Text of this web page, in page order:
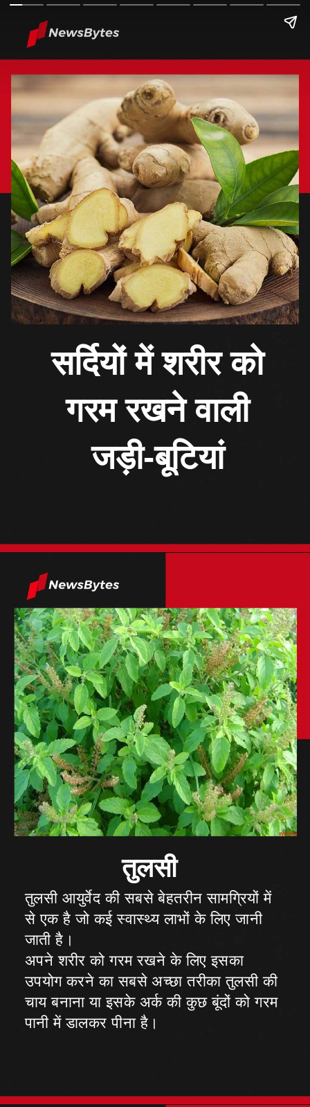
सर्दियों में शरीर को
गरम रखने वाली
जड़ी-बूटियां
तुलसी
तुलसी आयुर्वेद की सबसे बेहतरीन सामग्रियों में
से एक है जो कई स्वास्थ्य लाभों के लिए जानी
जाती है।
अपने शरीर को गरम रखने के लिए इसका
उपयोग करने का सबसे अच्छा तरीका तुलसी की
चाय बनाना या इसके अर्क की कुछ बूंदों को गरम
पानी में डालकर पीना है।